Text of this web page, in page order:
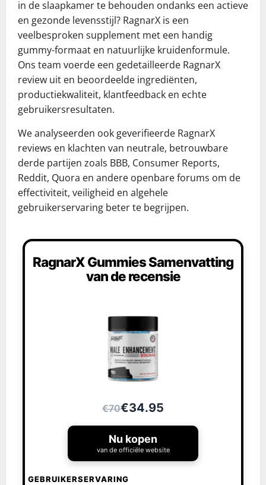
in de slaapkamer te behouden ondanks een actieve
en gezonde levensstijl? RagnarX is een
veelbesproken supplement met een handig
gummy-formaat en natuurlijke kruidenformule.
Ons team voerde een gedetailleerde RagnarX
review uit en beoordeelde ingrediënten,
productiekwaliteit, klantfeedback en echte
gebruikersresultaten.
We analyseerden ook geverifieerde RagnarX
reviews en klachten van neutrale, betrouwbare
derde partijen zoals BBB, Consumer Reports,
Reddit, Quora en andere openbare forums om de
effectiviteit, veiligheid en algehele
gebruikerservaring beter te begrijpen.
RagnarX Gummies Samenvatting
van de recensie
€70€34.95
Nu kopen
van de officiële website
GEBRUIKERSERVARING